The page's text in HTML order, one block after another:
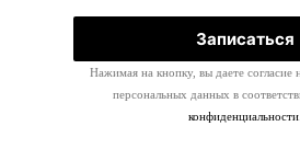
Нажимая на кнопку, вы даете согласие
персональных данных в
конфиденциальности